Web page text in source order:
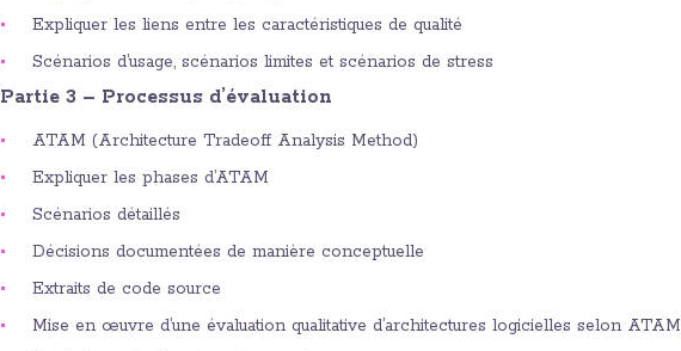
Expliquer les liens entre les caractéristiques de qualité
Scénarios d’usage, scénarios limites et scénarios de stress
Partie 3 – Processus d’évaluation
ATAM (Architecture Tradeoff Analysis Method)
Expliquer les phases d’ATAM
Scénarios détaillés
Décisions documentées de manière conceptuelle
Extraits de code source
Mise en œuvre d’une évaluation qualitative d’architectures logicielles selon ATAM